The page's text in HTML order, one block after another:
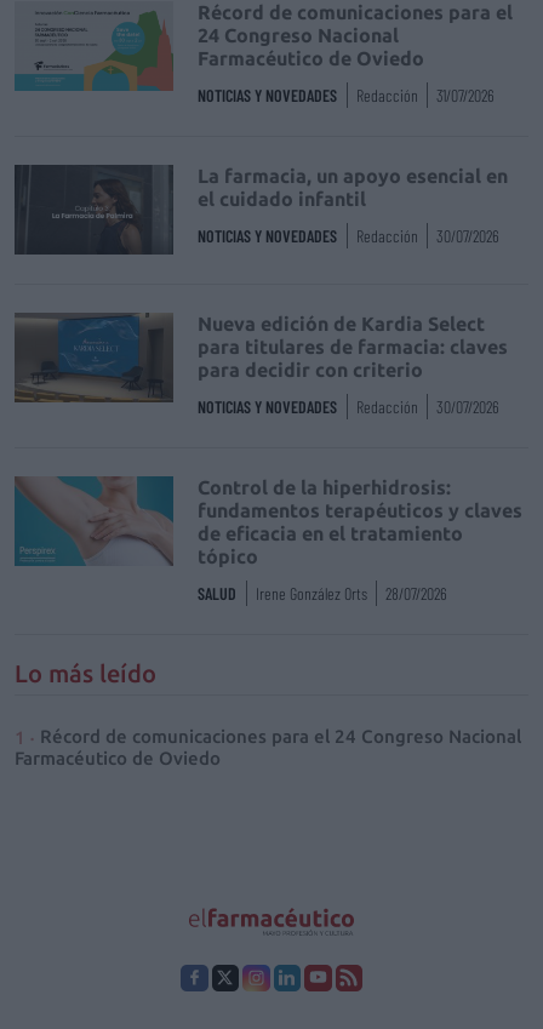
Récord de comunicaciones para el
24 Congreso Nacional
Farmacéutico de Oviedo
NOTICIAS Y NOVEDADES Redacción 31/07/2026
La farmacia, un apoyo esencial en
el cuidado infantil
NOTICIAS Y NOVEDADES Redacción 30/07/2026
Nueva edición de Kardia Select
para titulares de farmacia: claves
para decidir con criterio
NOTICIAS Y NOVEDADES Redacción 30/07/2026
Control de la hiperhidrosis:
fundamentos terapéuticos y claves
de eficacia en el tratamiento
tópico
SALUD Irene González Orts 28/07/2026
Lo más leído
Récord de comunicaciones para el 24 Congreso Nacional
Farmacéutico de Oviedo